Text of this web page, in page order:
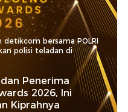
bersama POLRI
polisi teladan di
Penerima
2026, Ini
Kiprahnya